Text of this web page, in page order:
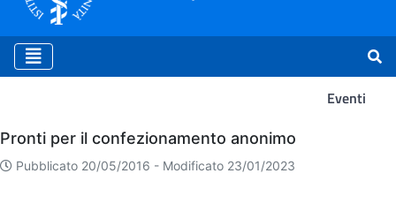
Eventi
Eventi
Pronti per il confezionamento anonimo
Pubblicato 20/05/2016 - Modificato 23/01/2023